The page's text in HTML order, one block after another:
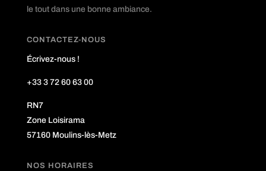
le tout dans une bonne ambiance.
CONTACTEZ-NOUS
Écrivez-nous !
+33 3 72 60 63 00
RN7
Zone Loisirama
57160 Moulins-lès-Metz
NOS HORAIRES